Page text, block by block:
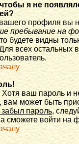
чтобы я не
профиля вы
пребывание на
будете видны
всех остальных
Хотя ваш пароль и
вам может быть
пароль,
сможете войти на